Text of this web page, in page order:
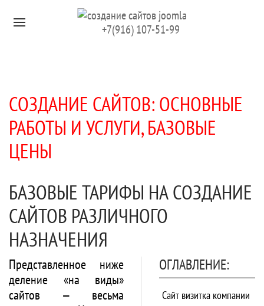
Перейти к содержимому+7(916) 107-51-99
СОЗДАНИЕ САЙТОВ: ОСНОВНЫЕ
РАБОТЫ И УСЛУГИ, БАЗОВЫЕ
ЦЕНЫ
БАЗОВЫЕ ТАРИФЫ НА СОЗДАНИЕ
САЙТОВ РАЗЛИЧНОГО
НАЗНАЧЕНИЯ
Представленное ниже
деление «на виды»
сайтов — весьма
ОГЛАВЛЕНИЕ:
Сайт визитка компании